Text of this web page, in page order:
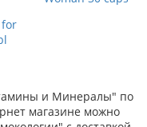
for
и Минералы" по
магазине можно